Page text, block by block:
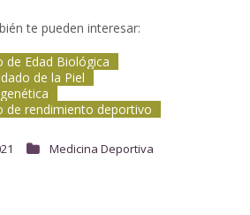
te pueden interesar:
de Edad Biológica
de la Piel
de rendimiento deportivo
Medicina Deportiva